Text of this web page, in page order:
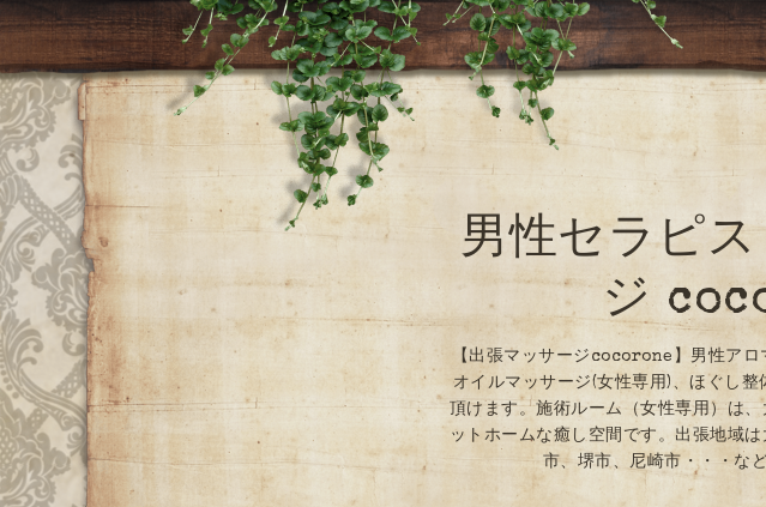
男性セラピ
ジ
【出張マッサージcocorone】男性ア
オイルマッサージ(女性専用)、ほぐし
頂けます。施術ルーム（女性専用）は
ットホームな癒し空間です。出張地域
市、堺市、尼崎市・・・な